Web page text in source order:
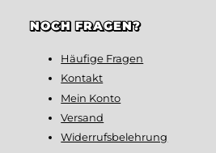
NOCH FRAGEN?
Häufige Fragen
Kontakt
Mein Konto
Versand
Widerrufsbelehrung